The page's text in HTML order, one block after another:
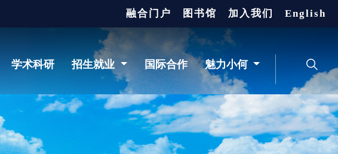
融合门户 图书馆 加入我们 English
学术科研 招生就业 国际合作 魅力小何